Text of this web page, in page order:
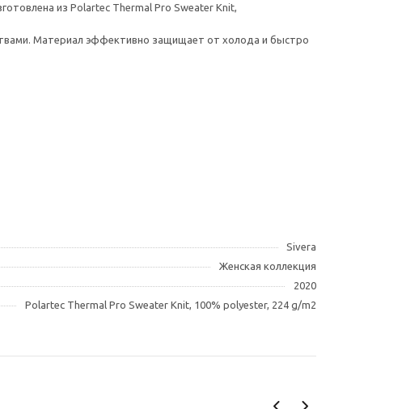
из Polartec Thermal Pro Sweater Knit,
Материал эффективно защищает от холода и быстро
Sivera
Женская коллекция
2020
Polartec Thermal Pro Sweater Knit, 100% polyester, 224 g/m2